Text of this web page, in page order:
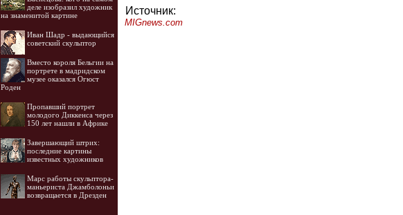
деле изобразил художник
на знаменитой картине
Иван Шадр - выдающийся
советский скульптор
Вместо короля Бельгии на
портрете в мадридском
музее оказался Огюст
Роден
Пропавший портрет
молодого Диккенса через
150 лет нашли в Африке
Завершающий штрих:
последние картины
известных художников
Марс работы скульптора-
маньериста Джамболоньи
возвращается в Дрезден
Источник:
MIGnews.com